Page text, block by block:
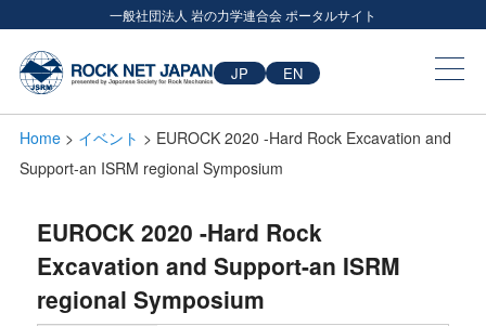
一般社団法人 岩の力学連合会 ポータルサイト
JP EN
Home > イベント > EUROCK 2020 -Hard Rock Excavation and
Support-an ISRM regional Symposium
EUROCK 2020 -Hard Rock
Excavation and Support-an ISRM
regional Symposium